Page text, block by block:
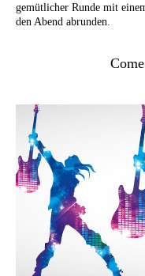
gemütlicher Runde mit
den Abend abrunden.